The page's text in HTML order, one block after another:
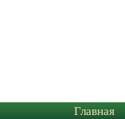
Главная